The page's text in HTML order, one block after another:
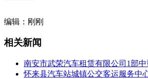
编辑：刚刚
相关新闻
南安市武荣汽车租赁有限公司1部
怀来县汽车站城镇公交客运服务中